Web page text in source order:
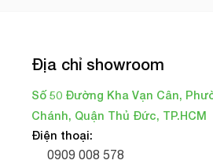
Địa chỉ showroom
Số 50 Đường Kha Vạn Cân,
Chánh, Quận Thủ Đức, TP.HCM
Điện thoại:
0909 008 578